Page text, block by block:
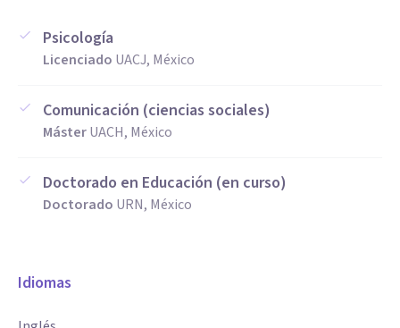
Psicología
Licenciado UACJ, México
Comunicación (ciencias sociales)
MásterUACH, México
Doctorado en Educación (en curso)
Doctorado URN, México
Idiomas